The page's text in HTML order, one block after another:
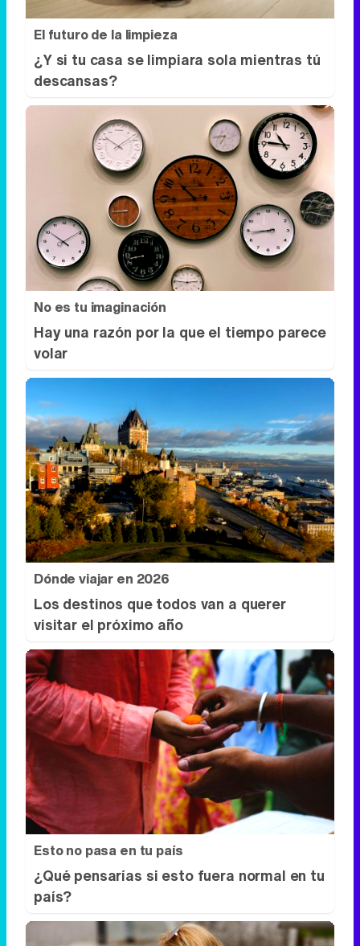
No es tu imaginación
Hay una razón por la que el tiempo parece
volar
Dónde viajar en 2026
Los destinos que todos van a querer
visitar el próximo año
Esto no pasa en tu país
¿Qué pensarías si esto fuera normal en tu
país?